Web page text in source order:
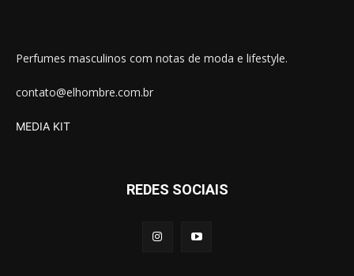
Perfumes masculinos com notas de moda e lifestyle.
contato@elhombre.com.br
MEDIA KIT
REDES SOCIAIS